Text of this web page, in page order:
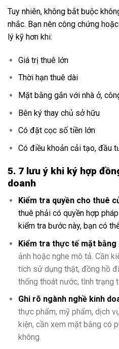
Tuy nhiên, không bắt buộc
nhắc. Bạn nên công chứng
lý kỹ hơn khi:
Giá trị thuê lớn
Thời hạn thuê dài
Mặt bằng gắn với nhà ở,
Bên ký thay chủ sở hữu
Có đặt cọc số tiền lớn
Có điều khoản cải tạo, đầu
5. 7 lưu ý khi ký hợp
doanh
Kiểm tra quyền cho thuê
thuê phải có quyền hợp
kiểm tra bước này, bạn có
Kiểm tra thực tế mặt
ảnh hoặc nghe mô tả. Cần
tích sử dụng thật, đồng hồ
thống thoát nước, tình trạng
Ghi rõ ngành nghề kinh
thực phẩm, mỹ phẩm, dịch
kiện, cần xem mặt bằng có
không.